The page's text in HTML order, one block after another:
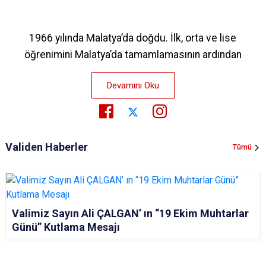
1966 yılında Malatya’da doğdu. İlk, orta ve lise
öğrenimini Malatya’da tamamlamasının ardından
Devamını Oku
Validen Haberler Tümü
Valimiz Sayın Ali ÇALGAN’ ın “19 Ekim Muhtarlar
Günü” Kutlama Mesajı